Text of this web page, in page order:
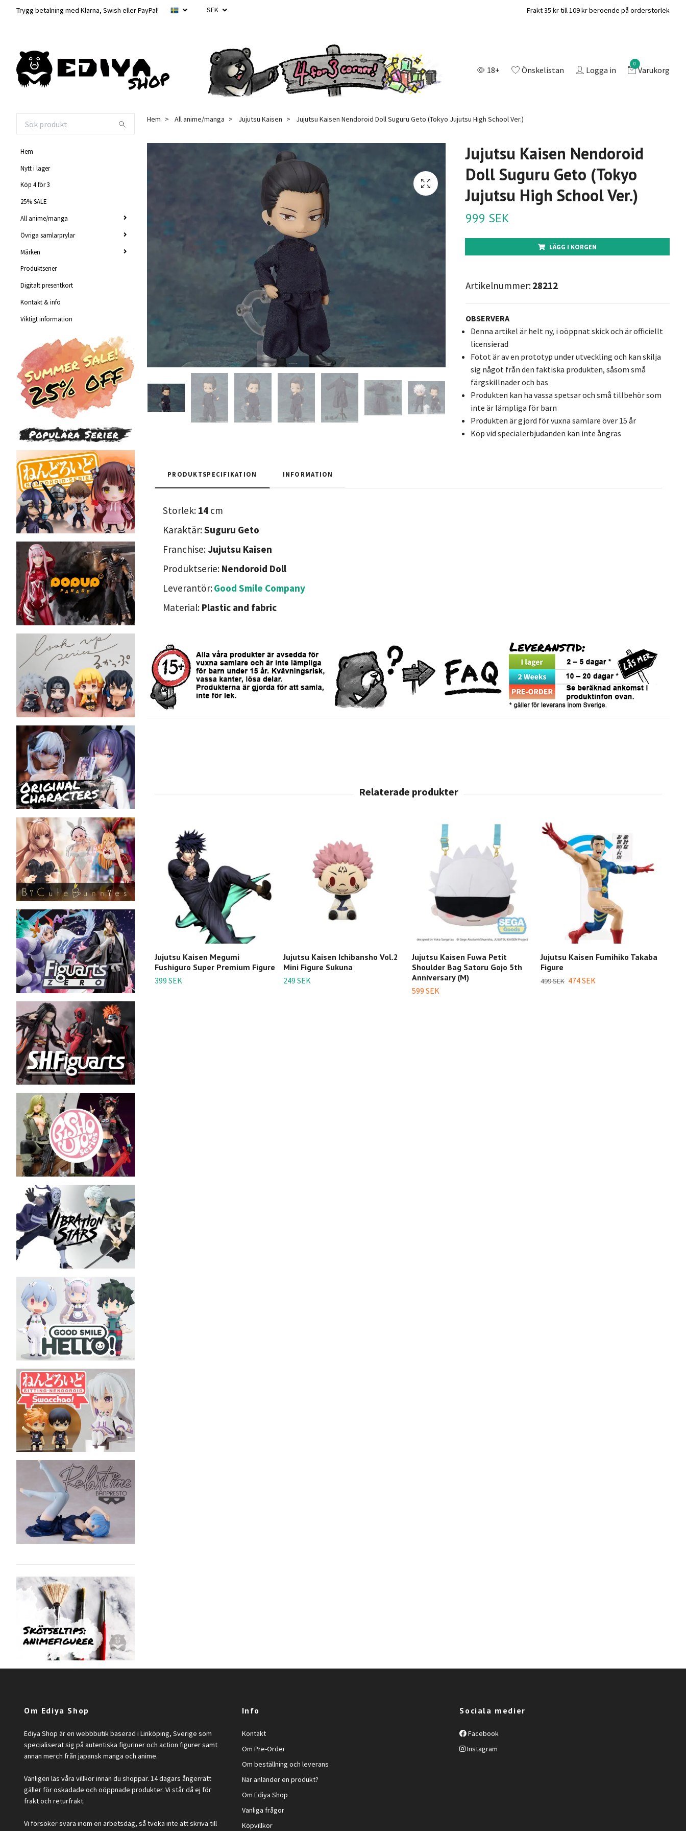
Trygg betalning med Klarna, Swish eller PayPal! SEK Frakt 35 kr till 109 kr beroende på orderstorlek
18+ Önskelistan Logga in
0
Varukorg
Hem
Nytt i lager
Köp 4 för 3
25% SALE
All anime/manga
Övriga samlarprylar
Märken
Produktserier
Digitalt presentkort
Kontakt & info
Viktigt information
Hem All anime/manga Jujutsu Kaisen Jujutsu Kaisen Nendoroid Doll Suguru Geto (Tokyo Jujutsu High School Ver.)
Jujutsu Kaisen Nendoroid
Doll Suguru Geto (Tokyo
Jujutsu High School Ver.)
999 SEK
LÄGG I KORGEN
Artikelnummer:28212
OBSERVERA
Denna artikel är helt ny, i oöppnat skick och är officiellt
licensierad
Fotot är av en prototyp under utveckling och kan skilja
sig något från den faktiska produkten, såsom små
färgskillnader och bas
Produkten kan ha vassa spetsar och små tillbehör som
inte är lämpliga för barn
Produkten är gjord för vuxna samlare över 15 år
Köp vid specialerbjudanden kan inte ångras
PRODUKTSPECIFIKATION INFORMATION
Storlek: 14 cm
Karaktär:Suguru Geto
Franchise: Jujutsu Kaisen
Produktserie: Nendoroid Doll
Leverantör:Good Smile Company
Material: Plastic and fabric
Jujutsu Kaisen Megumi
Fushiguro Super Premium Figure
399 SEK
Jujutsu Kaisen Ichibansho Vol.2
Mini Figure Sukuna
249 SEK
Jujutsu Kaisen Fuwa Petit
Shoulder Bag Satoru Gojo 5th
Anniversary (M)
599 SEK
Jujutsu Kaisen Fumihiko Takaba
Figure
499 SEK 474 SEK
Om Ediya Shop
Ediya Shop är en webbbutik baserad i Linköping, Sverige som
specialiserat sig på autentiska figuriner och action figurer samt
annan merch från japansk manga och anime.
Vänligen läs våra villkor innan du shoppar. 14 dagars ångerrätt
gäller för oskadade och oöppnade produkter. Vi står då ej för
frakt och returfrakt.
Vi försöker svara inom en arbetsdag, så tveka inte att skriva till
Info
Kontakt
Om Pre-Order
Om beställning och leverans
När anländer en produkt?
Om Ediya Shop
Vanliga frågor
Köpvillkor
Sociala medier
Facebook
Instagram